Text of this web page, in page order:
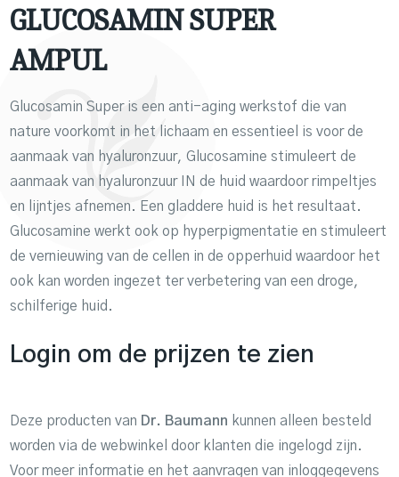
GLUCOSAMIN SUPER
AMPUL
Glucosamin Super is een anti-aging werkstof die van
nature voorkomt in het lichaam en essentieel is voor de
aanmaak van hyaluronzuur, Glucosamine stimuleert de
aanmaak van hyaluronzuur IN de huid waardoor rimpeltjes
en lijntjes afnemen. Een gladdere huid is het resultaat.
Glucosamine werkt ook op hyperpigmentatie en stimuleert
de vernieuwing van de cellen in de opperhuid waardoor het
ook kan worden ingezet ter verbetering van een droge,
schilferige huid.
Login om de prijzen te zien
Deze producten van Dr. Baumann kunnen alleen besteld
worden via de webwinkel door klanten die ingelogd zijn.
Voor meer informatie en het aanvragen van inloggegevens